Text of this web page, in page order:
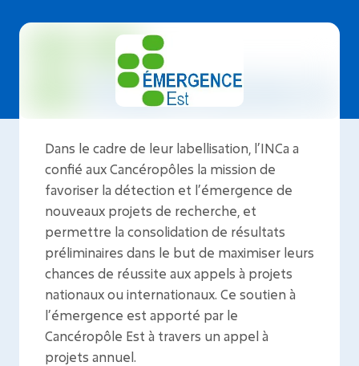
Dans le cadre de leur labellisation, l’INCa a
confié aux Cancéropôles la mission de
favoriser la détection et l’émergence de
nouveaux projets de recherche, et
permettre la consolidation de résultats
préliminaires dans le but de maximiser leurs
chances de réussite aux appels à projets
nationaux ou internationaux. Ce soutien à
l’émergence est apporté par le
Cancéropôle Est à travers un appel à
projets annuel.